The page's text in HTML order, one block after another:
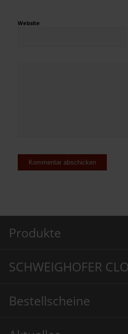
Website
Produkte
SCHWEIGHOFER
Bestellscheine